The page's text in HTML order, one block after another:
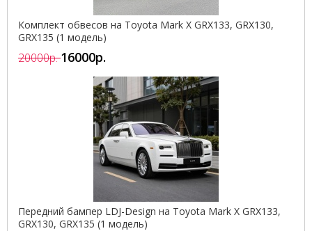
Комплект обвесов на Toyota Mark X GRX133, GRX130,
GRX135 (1 модель)
20000р.16000р.
Передний бампер LDJ-Design на Toyota Mark X GRX133,
GRX130, GRX135 (1 модель)